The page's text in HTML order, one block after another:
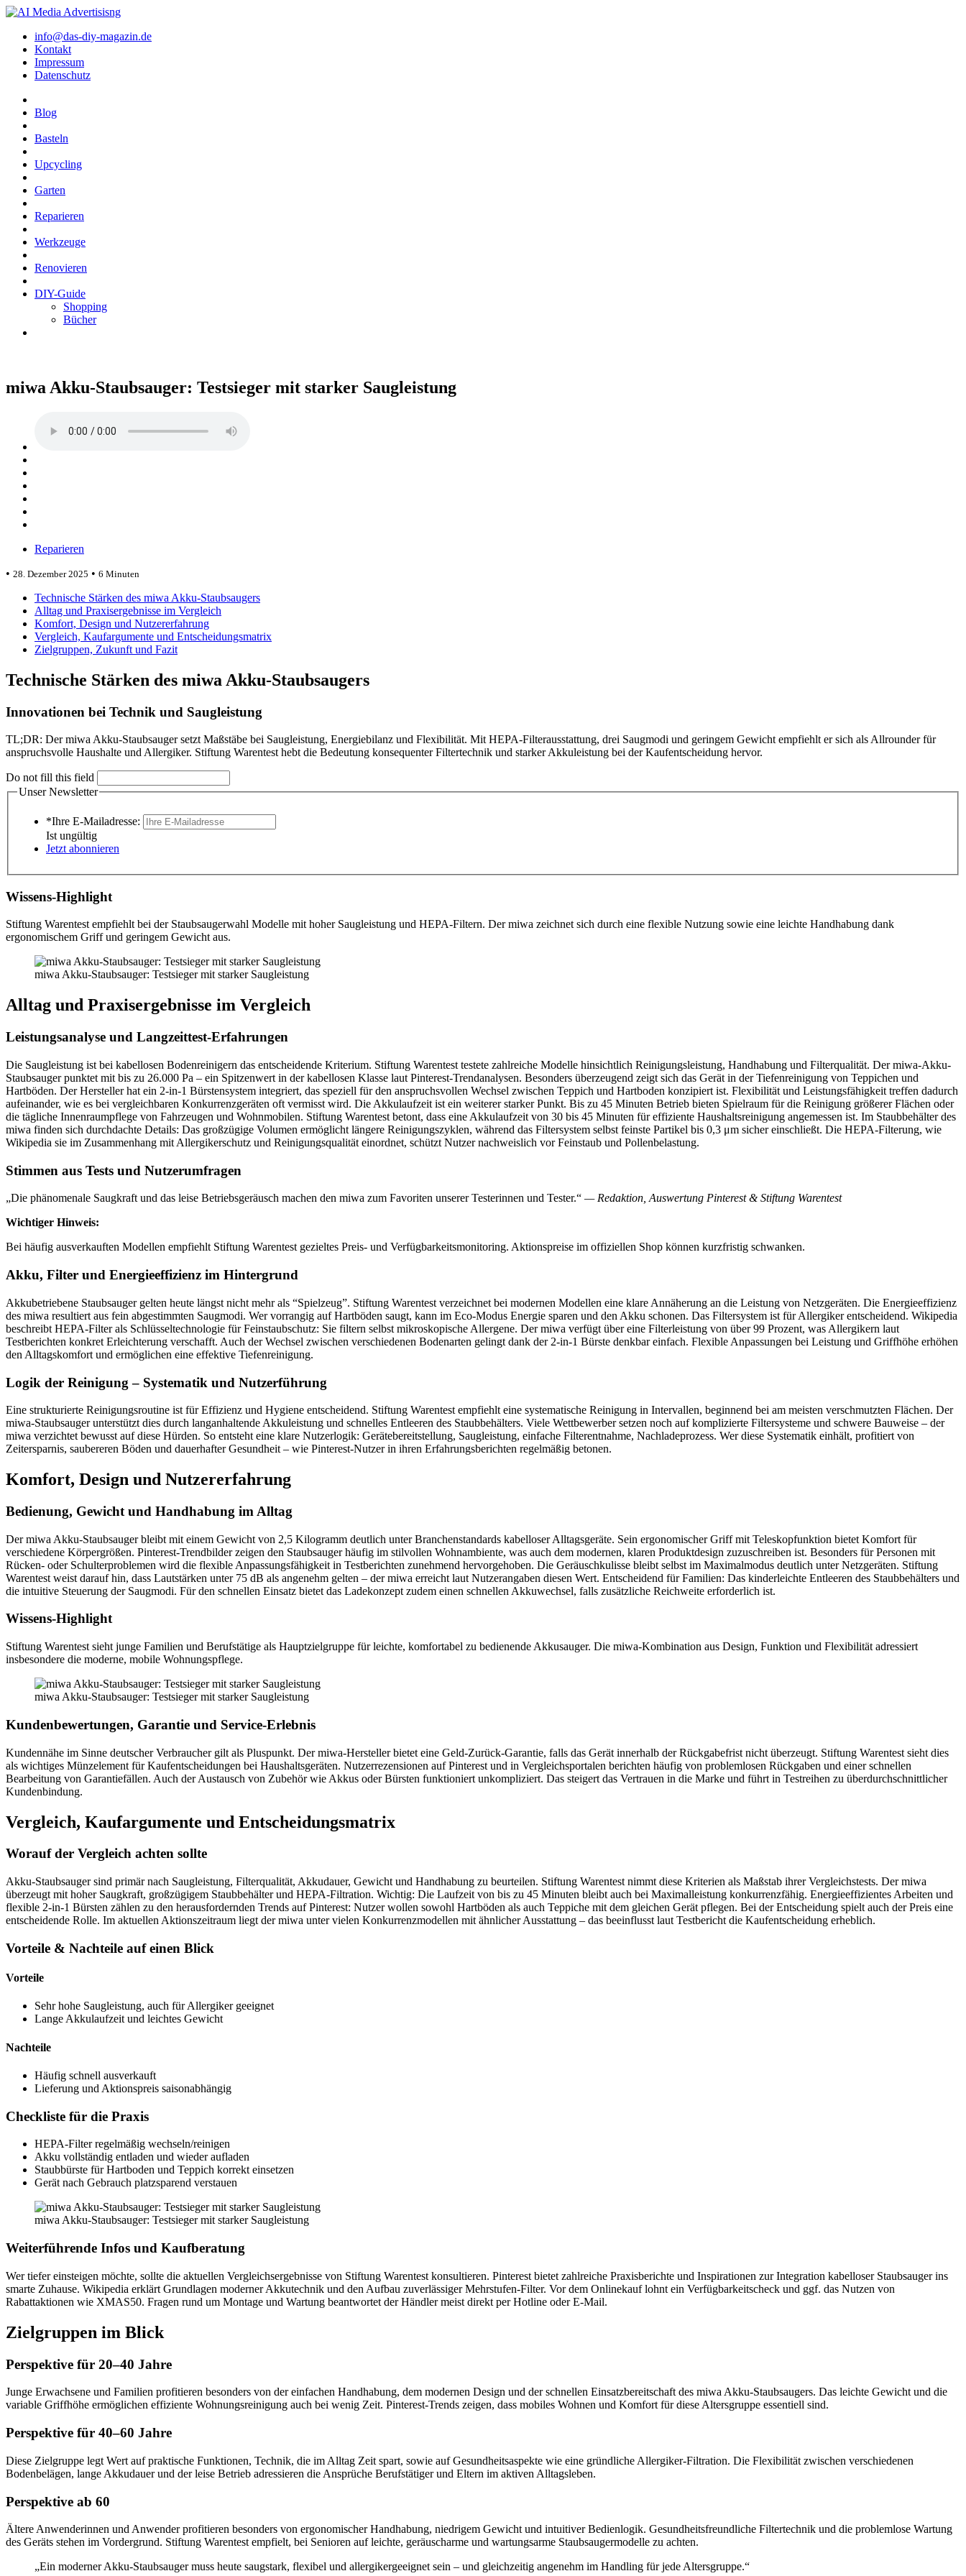
info@das-diy-magazin.de
Kontakt
Impressum
Datenschutz
Blog
Basteln
Upcycling
Garten
Reparieren
Werkzeuge
Renovieren
DIY-Guide
Shopping
Bücher
miwa Akku-Staubsauger: Testsieger mit starker Saugleistung
Reparieren
• 28. Dezember 2025 • 6 Minuten
Technische Stärken des miwa Akku-Staubsaugers
Alltag und Praxisergebnisse im Vergleich
Komfort, Design und Nutzererfahrung
Vergleich, Kaufargumente und Entscheidungsmatrix
Zielgruppen, Zukunft und Fazit
Technische Stärken des miwa Akku-Staubsaugers
Innovationen bei Technik und Saugleistung
TL;DR: Der miwa Akku-Staubsauger setzt Maßstäbe bei Saugleistung, Energiebilanz und Flexibilität. Mit HEPA-Filterausstattung, drei Saugmodi und geringem Gewicht empfiehlt er sich als Allrounder für
anspruchsvolle Haushalte und Allergiker. Stiftung Warentest hebt die Bedeutung konsequenter Filtertechnik und starker Akkuleistung bei der Kaufentscheidung hervor.
Do not fill this field
Unser Newsletter
*Ihre E-Mailadresse:
Ist ungültig
Jetzt abonnieren
Wissens-Highlight
Stiftung Warentest empfiehlt bei der Staubsaugerwahl Modelle mit hoher Saugleistung und HEPA-Filtern. Der miwa zeichnet sich durch eine flexible Nutzung sowie eine leichte Handhabung dank
ergonomischem Griff und geringem Gewicht aus.
miwa Akku-Staubsauger: Testsieger mit starker Saugleistung
Alltag und Praxisergebnisse im Vergleich
Leistungsanalyse und Langzeittest-Erfahrungen
Die Saugleistung ist bei kabellosen Bodenreinigern das entscheidende Kriterium. Stiftung Warentest testete zahlreiche Modelle hinsichtlich Reinigungsleistung, Handhabung und Filterqualität. Der miwa-Akku-
Staubsauger punktet mit bis zu 26.000 Pa – ein Spitzenwert in der kabellosen Klasse laut Pinterest-Trendanalysen. Besonders überzeugend zeigt sich das Gerät in der Tiefenreinigung von Teppichen und
Hartböden. Der Hersteller hat ein 2-in-1 Bürstensystem integriert, das speziell für den anspruchsvollen Wechsel zwischen Teppich und Hartboden konzipiert ist. Flexibilität und Leistungsfähigkeit treffen dadurch
aufeinander, wie es bei vergleichbaren Konkurrenzgeräten oft vermisst wird. Die Akkulaufzeit ist ein weiterer starker Punkt. Bis zu 45 Minuten Betrieb bieten Spielraum für die Reinigung größerer Flächen oder
die tägliche Innenraumpflege von Fahrzeugen und Wohnmobilen. Stiftung Warentest betont, dass eine Akkulaufzeit von 30 bis 45 Minuten für effiziente Haushaltsreinigung angemessen ist. Im Staubbehälter des
miwa finden sich durchdachte Details: Das großzügige Volumen ermöglicht längere Reinigungszyklen, während das Filtersystem selbst feinste Partikel bis 0,3 μm sicher einschließt. Die HEPA-Filterung, wie
Wikipedia sie im Zusammenhang mit Allergikerschutz und Reinigungsqualität einordnet, schützt Nutzer nachweislich vor Feinstaub und Pollenbelastung.
Stimmen aus Tests und Nutzerumfragen
„Die phänomenale Saugkraft und das leise Betriebsgeräusch machen den miwa zum Favoriten unserer Testerinnen und Tester.“ — Redaktion, Auswertung Pinterest & Stiftung Warentest
Wichtiger Hinweis:
Bei häufig ausverkauften Modellen empfiehlt Stiftung Warentest gezieltes Preis- und Verfügbarkeitsmonitoring. Aktionspreise im offiziellen Shop können kurzfristig schwanken.
Akku, Filter und Energieeffizienz im Hintergrund
Akkubetriebene Staubsauger gelten heute längst nicht mehr als “Spielzeug”. Stiftung Warentest verzeichnet bei modernen Modellen eine klare Annäherung an die Leistung von Netzgeräten. Die Energieeffizienz
des miwa resultiert aus fein abgestimmten Saugmodi. Wer vorrangig auf Hartböden saugt, kann im Eco-Modus Energie sparen und den Akku schonen. Das Filtersystem ist für Allergiker entscheidend. Wikipedia
beschreibt HEPA-Filter als Schlüsseltechnologie für Feinstaubschutz: Sie filtern selbst mikroskopische Allergene. Der miwa verfügt über eine Filterleistung von über 99 Prozent, was Allergikern laut
Testberichten konkret Erleichterung verschafft. Auch der Wechsel zwischen verschiedenen Bodenarten gelingt dank der 2-in-1 Bürste denkbar einfach. Flexible Anpassungen bei Leistung und Griffhöhe erhöhen
den Alltagskomfort und ermöglichen eine effektive Tiefenreinigung.
Logik der Reinigung – Systematik und Nutzerführung
Eine strukturierte Reinigungsroutine ist für Effizienz und Hygiene entscheidend. Stiftung Warentest empfiehlt eine systematische Reinigung in Intervallen, beginnend bei am meisten verschmutzten Flächen. Der
miwa-Staubsauger unterstützt dies durch langanhaltende Akkuleistung und schnelles Entleeren des Staubbehälters. Viele Wettbewerber setzen noch auf komplizierte Filtersysteme und schwere Bauweise – der
miwa verzichtet bewusst auf diese Hürden. So entsteht eine klare Nutzerlogik: Gerätebereitstellung, Saugleistung, einfache Filterentnahme, Nachladeprozess. Wer diese Systematik einhält, profitiert von
Zeitersparnis, saubereren Böden und dauerhafter Gesundheit – wie Pinterest-Nutzer in ihren Erfahrungsberichten regelmäßig betonen.
Komfort, Design und Nutzererfahrung
Bedienung, Gewicht und Handhabung im Alltag
Der miwa Akku-Staubsauger bleibt mit einem Gewicht von 2,5 Kilogramm deutlich unter Branchenstandards kabelloser Alltagsgeräte. Sein ergonomischer Griff mit Teleskopfunktion bietet Komfort für
verschiedene Körpergrößen. Pinterest-Trendbilder zeigen den Staubsauger häufig im stilvollen Wohnambiente, was auch dem modernen, klaren Produktdesign zuzuschreiben ist. Besonders für Personen mit
Rücken- oder Schulterproblemen wird die flexible Anpassungsfähigkeit in Testberichten zunehmend hervorgehoben. Die Geräuschkulisse bleibt selbst im Maximalmodus deutlich unter Netzgeräten. Stiftung
Warentest weist darauf hin, dass Lautstärken unter 75 dB als angenehm gelten – der miwa erreicht laut Nutzerangaben diesen Wert. Entscheidend für Familien: Das kinderleichte Entleeren des Staubbehälters und
die intuitive Steuerung der Saugmodi. Für den schnellen Einsatz bietet das Ladekonzept zudem einen schnellen Akkuwechsel, falls zusätzliche Reichweite erforderlich ist.
Wissens-Highlight
Stiftung Warentest sieht junge Familien und Berufstätige als Hauptzielgruppe für leichte, komfortabel zu bedienende Akkusauger. Die miwa-Kombination aus Design, Funktion und Flexibilität adressiert
insbesondere die moderne, mobile Wohnungspflege.
miwa Akku-Staubsauger: Testsieger mit starker Saugleistung
Kundenbewertungen, Garantie und Service-Erlebnis
Kundennähe im Sinne deutscher Verbraucher gilt als Pluspunkt. Der miwa-Hersteller bietet eine Geld-Zurück-Garantie, falls das Gerät innerhalb der Rückgabefrist nicht überzeugt. Stiftung Warentest sieht dies
als wichtiges Münzelement für Kaufentscheidungen bei Haushaltsgeräten. Nutzerrezensionen auf Pinterest und in Vergleichsportalen berichten häufig von problemlosen Rückgaben und einer schnellen
Bearbeitung von Garantiefällen. Auch der Austausch von Zubehör wie Akkus oder Bürsten funktioniert unkompliziert. Das steigert das Vertrauen in die Marke und führt in Testreihen zu überdurchschnittlicher
Kundenbindung.
Vergleich, Kaufargumente und Entscheidungsmatrix
Worauf der Vergleich achten sollte
Akku-Staubsauger sind primär nach Saugleistung, Filterqualität, Akkudauer, Gewicht und Handhabung zu beurteilen. Stiftung Warentest nimmt diese Kriterien als Maßstab ihrer Vergleichstests. Der miwa
überzeugt mit hoher Saugkraft, großzügigem Staubbehälter und HEPA-Filtration. Wichtig: Die Laufzeit von bis zu 45 Minuten bleibt auch bei Maximalleistung konkurrenzfähig. Energieeffizientes Arbeiten und
flexible 2-in-1 Bürsten zählen zu den herausfordernden Trends auf Pinterest: Nutzer wollen sowohl Hartböden als auch Teppiche mit dem gleichen Gerät pflegen. Bei der Entscheidung spielt auch der Preis eine
entscheidende Rolle. Im aktuellen Aktionszeitraum liegt der miwa unter vielen Konkurrenzmodellen mit ähnlicher Ausstattung – das beeinflusst laut Testbericht die Kaufentscheidung erheblich.
Vorteile & Nachteile auf einen Blick
Vorteile
Sehr hohe Saugleistung, auch für Allergiker geeignet
Lange Akkulaufzeit und leichtes Gewicht
Nachteile
Häufig schnell ausverkauft
Lieferung und Aktionspreis saisonabhängig
Checkliste für die Praxis
HEPA-Filter regelmäßig wechseln/reinigen
Akku vollständig entladen und wieder aufladen
Staubbürste für Hartboden und Teppich korrekt einsetzen
Gerät nach Gebrauch platzsparend verstauen
miwa Akku-Staubsauger: Testsieger mit starker Saugleistung
Weiterführende Infos und Kaufberatung
Wer tiefer einsteigen möchte, sollte die aktuellen Vergleichsergebnisse von Stiftung Warentest konsultieren. Pinterest bietet zahlreiche Praxisberichte und Inspirationen zur Integration kabelloser Staubsauger ins
smarte Zuhause. Wikipedia erklärt Grundlagen moderner Akkutechnik und den Aufbau zuverlässiger Mehrstufen-Filter. Vor dem Onlinekauf lohnt ein Verfügbarkeitscheck und ggf. das Nutzen von
Rabattaktionen wie XMAS50. Fragen rund um Montage und Wartung beantwortet der Händler meist direkt per Hotline oder E-Mail.
Zielgruppen im Blick
Perspektive für 20–40 Jahre
Junge Erwachsene und Familien profitieren besonders von der einfachen Handhabung, dem modernen Design und der schnellen Einsatzbereitschaft des miwa Akku-Staubsaugers. Das leichte Gewicht und die
variable Griffhöhe ermöglichen effiziente Wohnungsreinigung auch bei wenig Zeit. Pinterest-Trends zeigen, dass mobiles Wohnen und Komfort für diese Altersgruppe essentiell sind.
Perspektive für 40–60 Jahre
Diese Zielgruppe legt Wert auf praktische Funktionen, Technik, die im Alltag Zeit spart, sowie auf Gesundheitsaspekte wie eine gründliche Allergiker-Filtration. Die Flexibilität zwischen verschiedenen
Bodenbelägen, lange Akkudauer und der leise Betrieb adressieren die Ansprüche Berufstätiger und Eltern im aktiven Alltagsleben.
Perspektive ab 60
Ältere Anwenderinnen und Anwender profitieren besonders von ergonomischer Handhabung, niedrigem Gewicht und intuitiver Bedienlogik. Gesundheitsfreundliche Filtertechnik und die problemlose Wartung
des Geräts stehen im Vordergrund. Stiftung Warentest empfielt, bei Senioren auf leichte, geräuscharme und wartungsarme Staubsaugermodelle zu achten.
„Ein moderner Akku-Staubsauger muss heute saugstark, flexibel und allergikergeeignet sein – und gleichzeitig angenehm im Handling für jede Altersgruppe.“